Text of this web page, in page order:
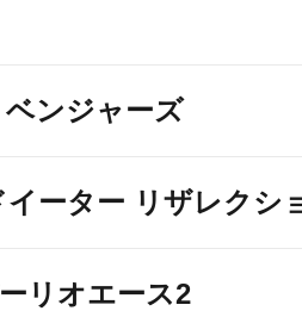
ンジャーズ
ーター リザレクシ
リオエース2